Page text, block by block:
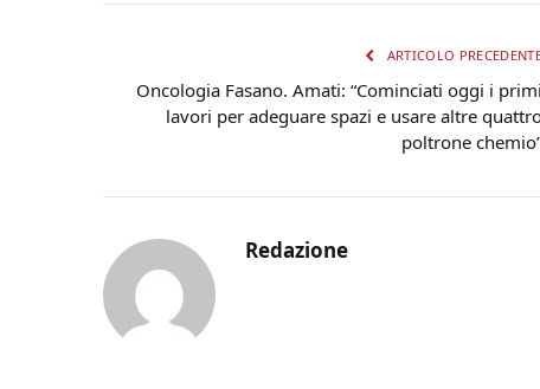
ARTICOLO
Oncologia Fasano. Amati: “Cominciati oggi i primi
lavori per adeguare spazi e usare altre
poltrone
Redazione